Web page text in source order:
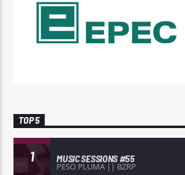
TOP 5
1 MUSIC SESSIONS #55
PESO PLUMA || BZRP